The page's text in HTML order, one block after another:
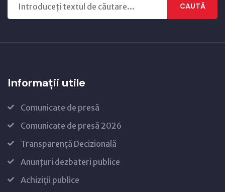
CAUTĂ
Informații utile
Comunicate de presă
Comunicate de presă 2026
Transparență Decizională
Anunțuri dezbateri publice
Achiziții publice